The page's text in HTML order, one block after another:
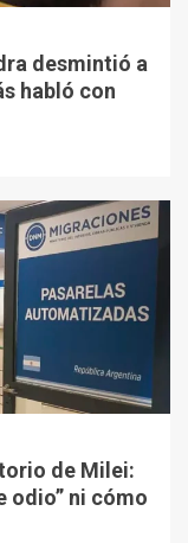
desmintió a
habló con
de Milei:
odio” ni cómo